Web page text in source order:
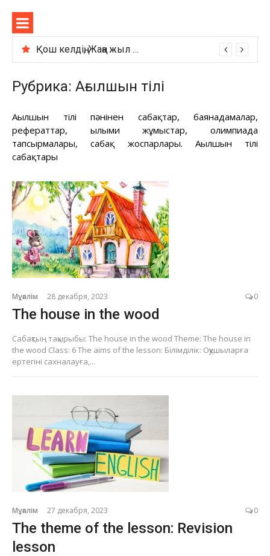
содержимому
Қош келдің, Жаңа жыл — тәрбие сынып сағаты
Рубрика: Ағылшын тілі
Ағылшын тілі пәнінен сабақтар, баянадамалар,
рефераттар, ғылыми жұмыстар, олимпиада
тапсырмалары, сабақ жоспарлары. Ағылшын тілі
сабақтары
Мұғалім 28 декабря, 2023 0
The house in the wood
Сабақтың тақырыбы: The house in the wood Theme: The house in
the wood Class: 6 The aims of the lesson: Білімділік: Оқушыларға
ертегіні сахналауға,...
Мұғалім 27 декабря, 2023 0
The theme of the lesson: Revision
lesson